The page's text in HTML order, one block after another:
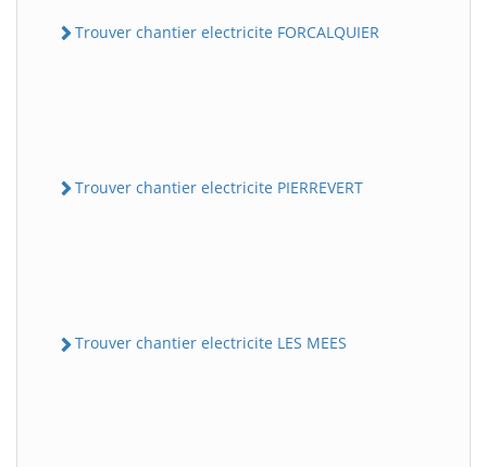
Trouver chantier electricite FORCALQUIER
Trouver chantier electricite PIERREVERT
Trouver chantier electricite LES MEES